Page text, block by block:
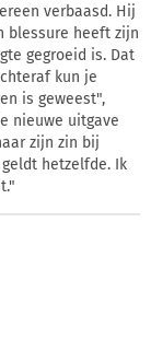
verbaasd. Hij
blessure heeft zijn
gegroeid is. Dat
kun je
is geweest",
nieuwe uitgave
zijn zin bij
hetzelfde. Ik